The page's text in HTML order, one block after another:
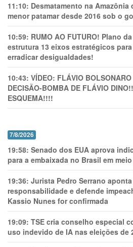
11:10: Desmatamento na Amazônia
menor patamar desde 2016 sob o
10:59: RUMO AO FUTURO! Plano
estrutura 13 eixos estratégicos
erradicar desigualdades!
10:43: VÍDEO: FLÁVIO BOLSONARO
DECISÃO-BOMBA DE FLÁVIO
ESQUEMA!!!!
7/8/2026
19:58: Senado dos EUA aprova
para a embaixada no Brasil em
19:36: Jurista Pedro Serrano
responsabilidade e defende
Kassio Nunes for confirmada
19:09: TSE cria conselho especial
uso indevido de IA nas eleições de